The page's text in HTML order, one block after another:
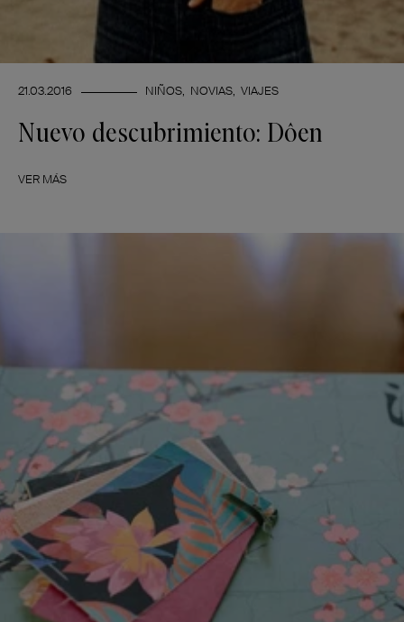
21.03.2016 NIÑOS NOVIAS VIAJES
Nuevo descubrimiento: Dôen
VER MÁS